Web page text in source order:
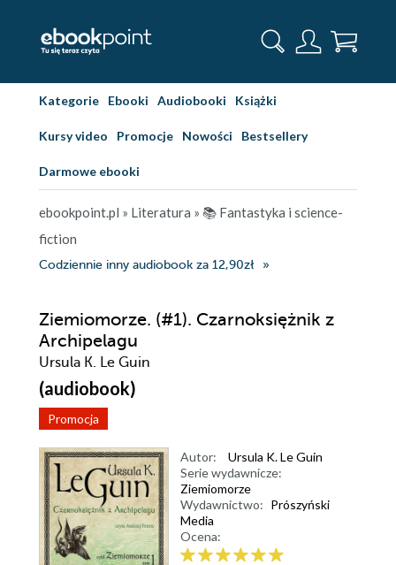
Kategorie Ebooki Audiobooki Książki
Kursy video Promocje Nowości Bestsellery
Darmowe ebooki
ebookpoint.pl » Literatura » 📚 Fantastyka i science-
fiction
Codziennie inny audiobook za 12,90zł
Ziemiomorze. (#1). Czarnoksiężnik z
Archipelagu
Ursula K. Le Guin
(audiobook)
Promocja
Autor:
Ursula K. Le Guin
Serie wydawnicze:
Ziemiomorze
Wydawnictwo: Prószyński
Media
Ocena: